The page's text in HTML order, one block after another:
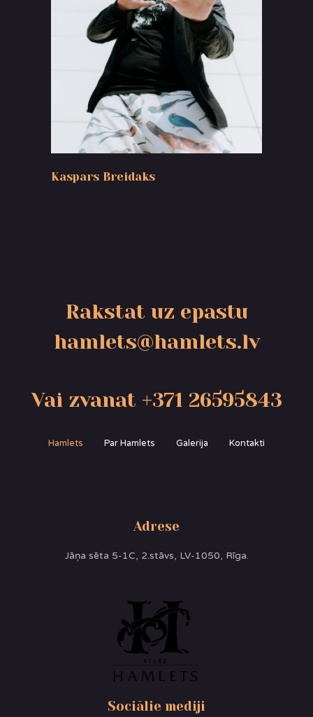
Kaspars Breidaks
Rakstat uz epastu
hamlets@hamlets.lv
Vai zvanat +371 26595843
Hamlets Par Hamlets Galerija Kontakti
Adrese
Jāņa sēta 5-1C, 2.stāvs, LV-1050, Rīga.
Sociālie mediji